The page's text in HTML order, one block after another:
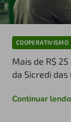
COOPERATIVISMO
Mais de R$
da Sicredi
Continuar lendo